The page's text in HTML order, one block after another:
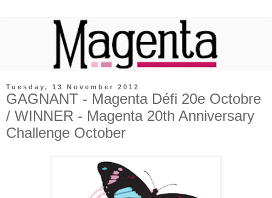
Tuesday, 13 November 2012
GAGNANT - Magenta Défi 20e Octobre
/ WINNER - Magenta 20th Anniversary
Challenge October